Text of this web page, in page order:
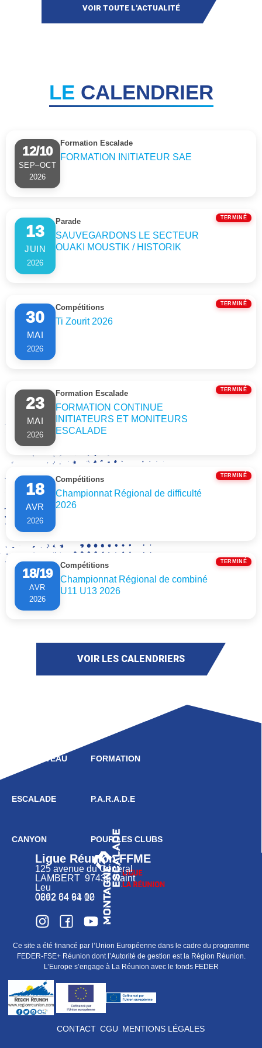
Candidature :
Les personnes
candidature selon les
modalités précisées
CONSULTER
LA FICHE DE
VOIR TOUTE L'ACTUALITÉ
LE CALENDRIER
12/10
SEP–OCT
2026
Formation Escalade
FORMATION INITIATEUR SAE
13
JUIN
2026
TERMINÉ
Parade
SAUVEGARDONS LE SECTEUR
OUAKI MOUSTIK / HISTORIK
30
MAI
2026
TERMINÉ
Compétitions
Ti Zourit 2026
23
MAI
2026
TERMINÉ
Formation Escalade
FORMATION CONTINUE
INITIATEURS ET MONITEURS
ESCALADE
18
AVR
2026
TERMINÉ
Compétitions
Championnat Régional de difficulté
2026
18/19
AVR
2026
TERMINÉ
Compétitions
Championnat Régional de combiné
U11 U13 2026
VOIR LES CALENDRIERS
HAUT NIVEAU
ESCALADE
CANYON
FORMATION
P.A.R.A.D.E
POUR LES CLUBS
Ligue Réunion FFME
125 avenue du Général
LAMBERT 97436 Saint
Leu
0262 34 91 02
0692 64 64 10
Ce site a été financé par l’Union Européenne dans le cadre du programme
FEDER-FSE+ Réunion dont l’Autorité de gestion est la Région Réunion.
L’Europe s’engage à La Réunion avec le fonds FEDER
CONTACT CGU MENTIONS LÉGALES